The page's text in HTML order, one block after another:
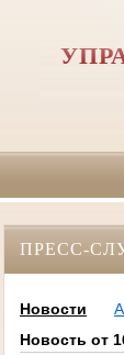
ПРЕСС-
Новости
Новость от